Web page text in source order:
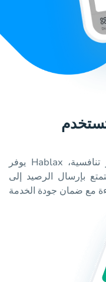
يوفر Hablax خدمات ممتازة لدعم العملاء، وأسعار تنافسية،
بإرسال الرصيد إلى